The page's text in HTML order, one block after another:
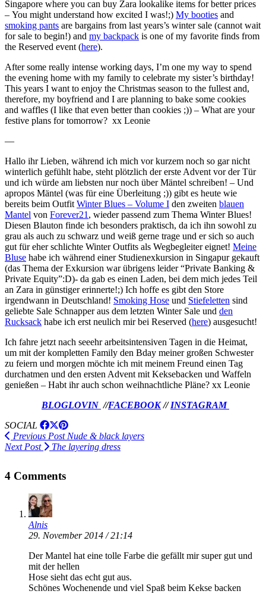
Singapore where you can buy Zara lookalike items for better prices
– You might understand how excited I was!;) My booties and
smoking pants are bargains from last years’s winter sale (cannot wait
for sale to begin!) and my backpack is one of my favorite finds from
the Reserved event (here).
After some really intense working days, I’m one my way to spend
the evening home with my family to celebrate my sister’s birthday!
This years I want to enjoy the Christmas season to the fullest and,
therefore, my boyfriend and I are planning to bake some cookies
and waffles (I like that even better than cookies ;)) – What are your
festive plans for tomorrow? xx Leonie
—
Hallo ihr Lieben, während ich mich vor kurzem noch so gar nicht
winterlich gefühlt habe, steht plötzlich der erste Advent vor der Tür
und ich würde am liebsten nur noch über Mäntel schreiben! – Und
apropos Mäntel (was für eine Überleitung ;)) gibt es heute wie
bereits beim Outfit Winter Blues – Volume I den zweiten blauen
Mantel von Forever21 , wieder passend zum Thema Winter Blues!
Diesen Blauton finde ich besonders praktisch, da ich ihn sowohl zu
grau als auch zu schwarz und weiß gerne trage und er sich so auch
gut für eher schlichte Winter Outfits als Wegbegleiter eignet! Meine
Bluse habe ich während einer Studienexkursion in Singapur gekauft
(das Thema der Exkursion war übrigens leider “Private Banking &
Private Equity”:D)- da gab es einen Laden, bei dem mich jedes Teil
an Zara in günstiger erinnerte!;) Ich hoffe es gibt den Store
irgendwann in Deutschland! Smoking Hose und Stiefeletten sind
geliebte Sale Schnapper aus dem letzten Winter Sale und den
Rucksack habe ich erst neulich mir bei Reserved (here) ausgesucht!
Ich fahre jetzt nach seeehr arbeitsintensiven Tagen in die Heimat,
um mit der kompletten Family den Bday meiner großen Schwester
zu feiern und morgen möchte ich mit meinem Freund einen Tag
durchatmen und den ersten Advent mit Keksebacken und Waffeln
genießen – Habt ihr auch schon weihnachtliche Pläne? xx Leonie
BLOGLOVIN //FACEBOOK//INSTAGRAM
SOCIAL
Previous PostNude & black layers
Next Post
The layering dress
4 Comments
Alnis
29. November 2014 / 21:14
Der Mantel hat eine tolle Farbe die gefällt mir super gut und
mit der hellen
Hose sieht das echt gut aus.
Schönes Wochenende und viel Spaß beim Kekse backen